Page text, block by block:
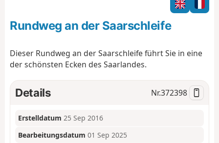
o
n
g
i
o
Rundweg an der Saarschleife
Dieser Rundweg an der Saarschleife führt Sie in eine
der schönsten Ecken des Saarlandes.
Details Nr.372398
Erstelldatum 25 Sep 2016
Bearbeitungsdatum 01 Sep 2025